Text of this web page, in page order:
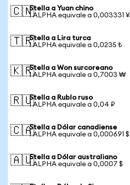
🇨🇳Stella a Yuan chino
1 ALPHA equivale a 0,003331 ¥
🇹🇷Stella a Lira turca
1 ALPHA equivale a 0,0235 ₺
🇰🇷Stella a Won surcoreano
1 ALPHA equivale a 0,7003 ₩
🇷🇺Stella a Rublo ruso
1 ALPHA equivale a 0,04 ₽
🇨🇦Stella a Dólar canadiense
1 ALPHA equivale a 0,000691 $
🇦🇺Stella a Dólar australiano
1 ALPHA equivale a 0,0007 $